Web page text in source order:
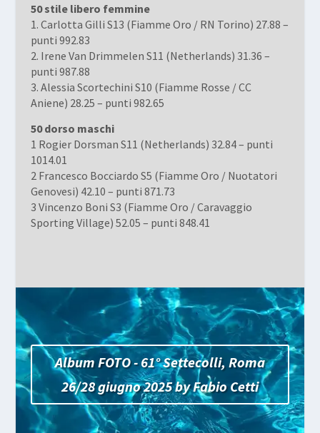
50 stile libero femmine
1. Carlotta Gilli S13 (Fiamme Oro / RN Torino) 27.88 –
punti 992.83
2. Irene Van Drimmelen S11 (Netherlands) 31.36 –
punti 987.88
3. Alessia Scortechini S10 (Fiamme Rosse / CC
Aniene) 28.25 – punti 982.65
50 dorso maschi
1 Rogier Dorsman S11 (Netherlands) 32.84 – punti
1014.01
2 Francesco Bocciardo S5 (Fiamme Oro / Nuotatori
Genovesi) 42.10 – punti 871.73
3 Vincenzo Boni S3 (Fiamme Oro / Caravaggio
Sporting Village) 52.05 – punti 848.41
Album FOTO - 61° Settecolli, Roma
26/28 giugno 2025 by Fabio Cetti